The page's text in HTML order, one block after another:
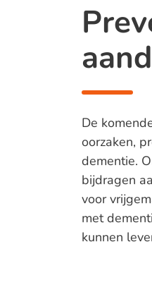
De
oorzaken,
dementie.
bijdragen
voor
met
kunnen